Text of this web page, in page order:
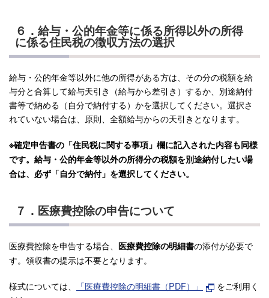
６．給与・公的年金等に係る所得以外の所得
に係る住民税の徴収方法の選択
給与・公的年金等以外に他の所得がある方は、その分の税額を給
与分と合算して給与天引き（給与から差引き）するか、別途納付
書等で納める（自分で納付する）かを選択してください。選択さ
れていない場合は、原則、全額給与からの天引きとなります。
※確定申告書の「住民税に関する事項」欄に記入された内容も同様
です。給与・公的年金等以外の所得分の税額を別途納付したい場
合は、必ず 「自分で納付」を選択してください。
７．医療費控除の申告について
医療費控除を申告する場合、 医療費控除の明細書の添付が必要で
す。領収書の提示は不要となります。
様式については、 「医療費控除の明細書（PDF）」
をご利用く